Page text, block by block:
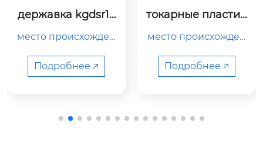
державка kgdsr16
место происхожден
китай
держатель токарног
Подробнее 🡥
токарные пластин
место происхожден
китай
твердосплавная фр
Подробнее 🡥